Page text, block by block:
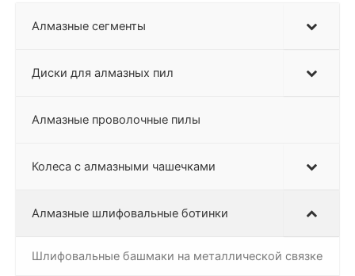
Алмазные сегменты
Диски для алмазных пил
Алмазные проволочные пилы
Колеса с алмазными чашечками
Алмазные шлифовальные ботинки
Шлифовальные башмаки на металлической связке